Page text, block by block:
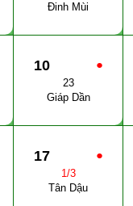
Đinh Mùi
●
10
23
Giáp Dần
●
17
1/3
Tân Dậu